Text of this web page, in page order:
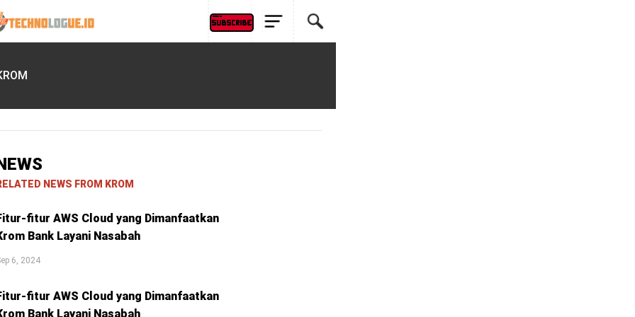
NEWS FROM KROM
fitur AWS Cloud yang Dimanfaatkan
Bank Layani Nasabah
6, 2024
fitur AWS Cloud yang Dimanfaatkan
Bank Layani Nasabah